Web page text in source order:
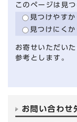
このページは見
見つけやすか
見つけにくか
お寄せいただい
参考とします。
お問い合わせ